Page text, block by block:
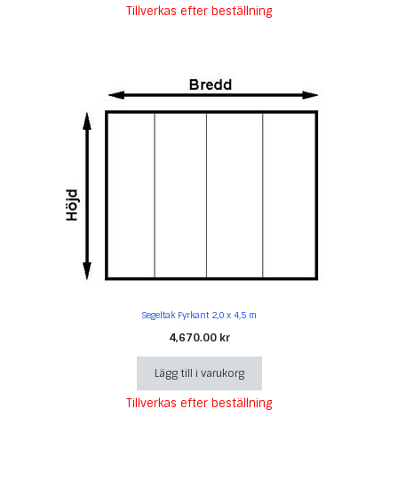
Tillverkas efter beställning
Segeltak Fyrkant 2,0 x 4,5 m
4,670.00 kr
Lägg till i varukorg
Tillverkas efter beställning